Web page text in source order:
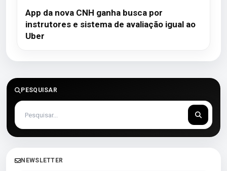
App da nova CNH ganha busca por
instrutores e sistema de avaliação igual ao
Uber
PESQUISAR
NEWSLETTER